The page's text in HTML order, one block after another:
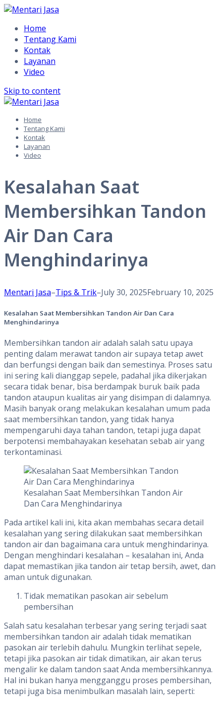
Home
Tentang Kami
Kontak
Layanan
Video
Skip to content
Home
Tentang Kami
Kontak
Layanan
Video
Kesalahan Saat
Membersihkan Tandon
Air Dan Cara
Menghindarinya
Mentari Jasa–Tips & Trik–July 30, 2025February 10, 2025
Kesalahan Saat Membersihkan Tandon Air Dan Cara
Menghindarinya
Membersihkan tandon air adalah salah satu upaya
penting dalam merawat tandon air supaya tetap awet
dan berfungsi dengan baik dan semestinya. Proses satu
ini sering kali dianggap sepele, padahal jika dikerjakan
secara tidak benar, bisa berdampak buruk baik pada
tandon ataupun kualitas air yang disimpan di dalamnya.
Masih banyak orang melakukan kesalahan umum pada
saat membersihkan tandon, yang tidak hanya
mempengaruhi daya tahan tandon, tetapi juga dapat
berpotensi membahayakan kesehatan sebab air yang
terkontaminasi.
Kesalahan Saat Membersihkan Tandon Air
Dan Cara Menghindarinya
Pada artikel kali ini, kita akan membahas secara detail
kesalahan yang sering dilakukan saat membersihkan
tandon air dan bagaimana cara untuk menghindarinya.
Dengan menghindari kesalahan – kesalahan ini, Anda
dapat memastikan jika tandon air tetap bersih, awet, dan
aman untuk digunakan.
Tidak mematikan pasokan air sebelum
pembersihan
Salah satu kesalahan terbesar yang sering terjadi saat
membersihkan tandon air adalah tidak mematikan
pasokan air terlebih dahulu. Mungkin terlihat sepele,
tetapi jika pasokan air tidak dimatikan, air akan terus
mengalir ke dalam tandon saat Anda membersihkannya.
Hal ini bukan hanya mengganggu proses pembersihan,
tetapi juga bisa menimbulkan masalah lain, seperti: